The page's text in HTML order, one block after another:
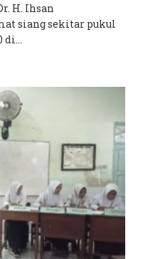
H. Ihsan
siang sekitar pukul
di…